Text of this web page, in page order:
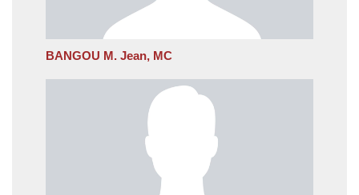
BANGOU M. Jean, MC